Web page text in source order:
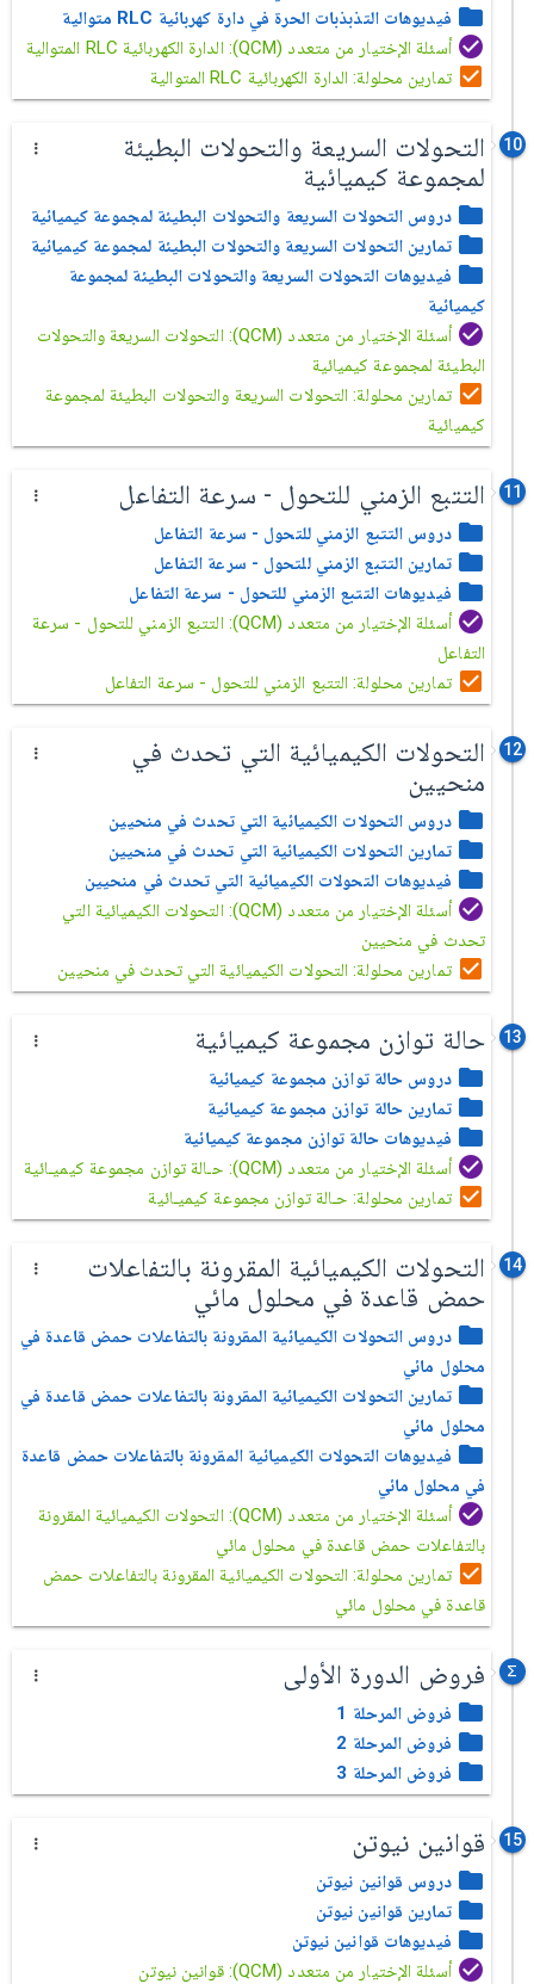
فيديوهات التذبذبات الحرة في دارة كهربائية RLC متوالية
أسئلة الإختيار من متعدد (QCM): الدارة الكهربائية RLC المتوالية
تمارين محلولة: الدارة الكهربائية RLC المتوالية
10
التحولات السريعة والتحولات البطيئة
لمجموعة كيميائية
دروس التحولات السريعة والتحولات البطيئة لمجموعة كيميائية
تمارين التحولات السريعة والتحولات البطيئة لمجموعة كيميائية
فيديوهات التحولات السريعة والتحولات البطيئة لمجموعة
كيميائية
أسئلة الإختيار من متعدد (QCM): التحولات السريعة والتحولات
البطيئة لمجموعة كيميائية
تمارين محلولة: التحولات السريعة والتحولات البطيئة لمجموعة
كيميائية
11 التتبع الزمني للتحول - سرعة التفاعل
دروس التتبع الزمني للتحول - سرعة التفاعل
تمارين التتبع الزمني للتحول - سرعة التفاعل
فيديوهات التتبع الزمني للتحول - سرعة التفاعل
أسئلة الإختيار من متعدد (QCM): التتبع الزمني للتحول - سرعة
التفاعل
تمارين محلولة: التتبع الزمني للتحول - سرعة التفاعل
12
التحولات الكيميائية التي تحدث في
منحيين
دروس التحولات الكيميائية التي تحدث في منحيين
تمارين التحولات الكيميائية التي تحدث في منحيين
فيديوهات التحولات الكيميائية التي تحدث في منحيين
أسئلة الإختيار من متعدد (QCM): التحولات الكيميائية التي
تحدث في منحيين
تمارين محلولة: التحولات الكيميائية التي تحدث في منحيين
13 حالة توازن مجموعة كيميائية
دروس حالة توازن مجموعة كيميائية
تمارين حالة توازن مجموعة كيميائية
فيديوهات حالة توازن مجموعة كيميائية
أسئلة الإختيار من متعدد (QCM): حـالة توازن مجموعة كيميـائية
تمارين محلولة: حـالة توازن مجموعة كيميـائية
14
التحولات الكيميائية المقرونة بالتفاعلات
حمض قاعدة في محلول مائي
دروس التحولات الكيميائية المقرونة بالتفاعلات حمض قاعدة في
محلول مائي
تمارين التحولات الكيميائية المقرونة بالتفاعلات حمض قاعدة في
محلول مائي
فيديوهات التحولات الكيميائية المقرونة بالتفاعلات حمض قاعدة
في محلول مائي
أسئلة الإختيار من متعدد (QCM): التحولات الكيميائية المقرونة
بالتفاعلات حمض قاعدة في محلول مائي
تمارين محلولة: التحولات الكيميائية المقرونة بالتفاعلات حمض
قاعدة في محلول مائي
فروض الدورة الأولى
فروض المرحلة 1
فروض المرحلة 2
فروض المرحلة 3
15 قوانين نيوتن
دروس قوانين نيوتن
تمارين قوانين نيوتن
فيديوهات قوانين نيوتن
أسئلة الإختيار من متعدد (QCM): قوانين نيوتن